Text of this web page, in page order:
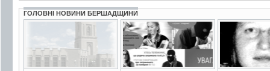
ГОЛОВНІ НОВИНИ БЕРШАДЩИНИ